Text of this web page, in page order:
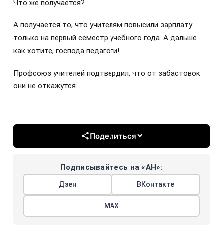
Что же получается?
А получается то, что учителям повысили зарплату
только на первый семестр учебного года. А дальше
как хотите, господа педагоги!
Профсоюз учителей подтвердил, что от забастовок
они не откажутся.
Поделиться
Подписывайтесь на «АН»:
Дзен ВКонтакте
МАХ